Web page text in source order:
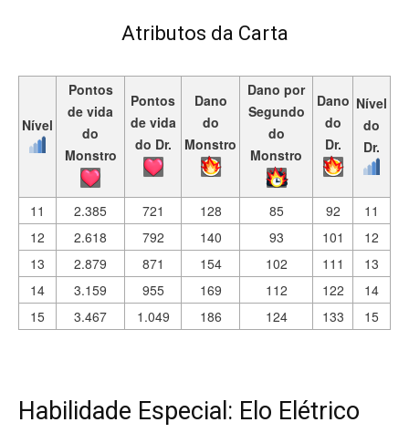
Atributos da Carta
Nível
Pontos
de vida
do
Monstro
Pontos
de vida
do Dr.
Dano
do
Monstro
Dano por
Segundo
do
Monstro
Dano
do
Dr.
Nível
do
Dr.
11 2.385 721 128 85 92
11
12
2.618 792 140 93 101
12
13
2.879 871 154 102 111
13
14
3.159 955 169 112 122
14
15
3.467 1.049 186 124 133 15
Habilidade Especial: Elo Elétrico